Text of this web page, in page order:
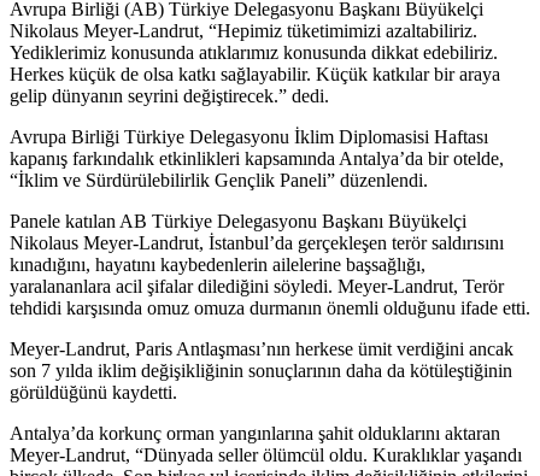
Avrupa Birliği (AB) Türkiye Delegasyonu Başkanı Büyükelçi
Nikolaus Meyer-Landrut, “Hepimiz tüketimimizi azaltabiliriz.
Yediklerimiz konusunda atıklarımız konusunda dikkat edebiliriz.
Herkes küçük de olsa katkı sağlayabilir. Küçük katkılar bir araya
gelip dünyanın seyrini değiştirecek.” dedi.
Avrupa Birliği Türkiye Delegasyonu İklim Diplomasisi Haftası
kapanış farkındalık etkinlikleri kapsamında Antalya’da bir otelde,
“İklim ve Sürdürülebilirlik Gençlik Paneli” düzenlendi.
Panele katılan AB Türkiye Delegasyonu Başkanı Büyükelçi
Nikolaus Meyer-Landrut, İstanbul’da gerçekleşen terör saldırısını
kınadığını, hayatını kaybedenlerin ailelerine başsağlığı,
yaralananlara acil şifalar dilediğini söyledi. Meyer-Landrut, Terör
tehdidi karşısında omuz omuza durmanın önemli olduğunu ifade etti.
Meyer-Landrut, Paris Antlaşması’nın herkese ümit verdiğini ancak
son 7 yılda iklim değişikliğinin sonuçlarının daha da kötüleştiğinin
görüldüğünü kaydetti.
Antalya’da korkunç orman yangınlarına şahit olduklarını aktaran
Meyer-Landrut, “Dünyada seller ölümcül oldu. Kuraklıklar yaşandı